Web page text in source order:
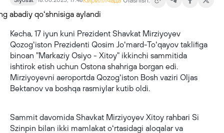
Kecha, 17 iyun kuni Prezident Shavkat Mirziyoyev
Qozogʻiston Prezidenti Qosim Joʻmard-Toʻqayov taklifiga
binoan "Markaziy Osiyo - Xitoy" ikkinchi sammitida
ishtirok etish uchun Ostona shahriga borgan edi.
Mirziyoyevni aeroportda Qozogʻiston Bosh vaziri Oljas
Bektanov va boshqa rasmiylar kutib oldi.
Sammit davomida Shavkat Mirziyoyev Xitoy rahbari Si
Szinpin bilan ikki mamlakat oʻrtasidagi aloqalar va